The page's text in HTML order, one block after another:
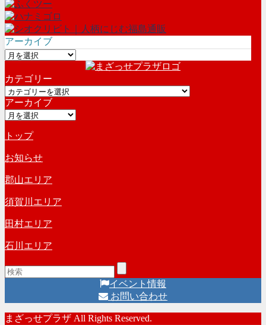
アーカイブ
ア
カ
イ
ブ
カテゴリー
カ
テ
ゴ
ー
アーカイブ
ア
カ
イ
ブ
トップ
お知らせ
郡山エリア
須賀川エリア
田村エリア
石川エリア
イベント情報
お問い合わせ
まざっせプラザ All Rights Reserved.